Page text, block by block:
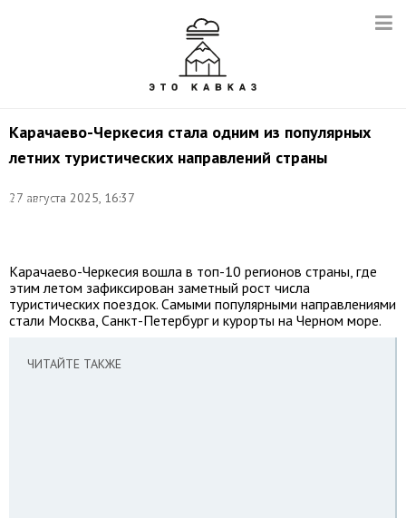
Карачаево-Черкесия стала одним из популярных
летних туристических направлений страны
27 августа 2025, 16:37
Дмитрий
Карачаево-Черкесия вошла в топ-10 регионов страны, где
этим летом зафиксирован заметный рост числа
туристических поездок. Самыми популярными направлениями
стали Москва, Санкт-Петербург и курорты на Черном море.
ЧИТАЙТЕ ТАКЖЕ